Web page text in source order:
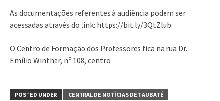
As documentações referentes à audiência podem ser
acessadas através do link: https://bit.ly/3QtZlub.
O Centro de Formação dos Professores fica na rua Dr.
Emílio Winther, nº 108, centro.
POSTED UNDER
CENTRAL DE NOTÍCIAS DE TAUBATÉ